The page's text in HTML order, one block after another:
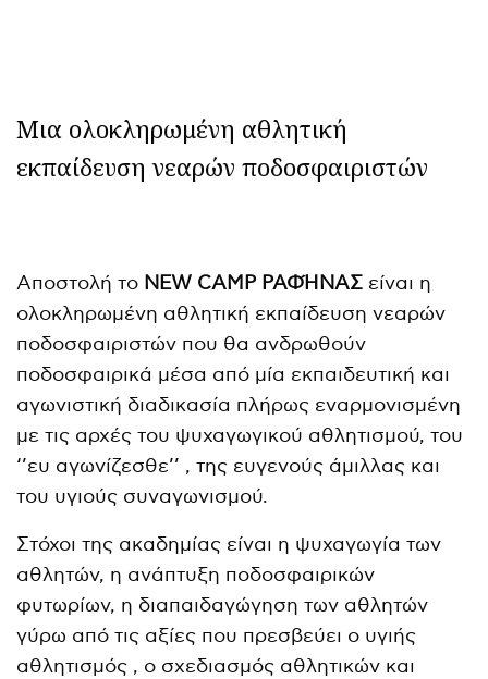
Μια ολοκληρωμένη αθλητική
εκπαίδευση νεαρών ποδοσφαιριστών
Αποστολή το NEW CAMP ΡΑΦΉΝΑΣ είναι η
ολοκληρωμένη αθλητική εκπαίδευση νεαρών
ποδοσφαιριστών που θα ανδρωθούν
ποδοσφαιρικά μέσα από μία εκπαιδευτική και
αγωνιστική διαδικασία πλήρως εναρμονισμένη
με τις αρχές του ψυχαγωγικού αθλητισμού, του
‘’ευ αγωνίζεσθε’’ , της ευγενούς άμιλλας και
του υγιούς συναγωνισμού.
Στόχοι της ακαδημίας είναι η ψυχαγωγία των
αθλητών, η ανάπτυξη ποδοσφαιρικών
φυτωρίων, η διαπαιδαγώγηση των αθλητών
γύρω από τις αξίες που πρεσβεύει ο υγιής
αθλητισμός , ο σχεδιασμός αθλητικών και